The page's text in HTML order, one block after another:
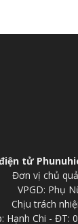
tử
Đơn vị chủ
VPGD: Phụ
Chịu trách
Hạnh Chi - ĐT: